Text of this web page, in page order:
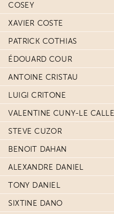
COSEY
XAVIER COSTE
PATRICK COTHIAS
ÉDOUARD COUR
ANTOINE CRISTAU
LUIGI CRITONE
VALENTINE CUNY-LE
STEVE CUZOR
BENOIT DAHAN
ALEXANDRE DANIEL
TONY DANIEL
SIXTINE DANO